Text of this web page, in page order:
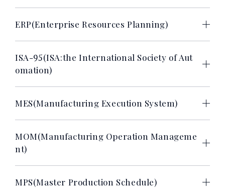
ERP(Enterprise Resources Planning)
ISA-95(ISA:the International Society of Aut
omation)
MES(Manufacturing Execution System)
MOM(Manufacturing Operation Manageme
nt)
MPS(Master Production Schedule)